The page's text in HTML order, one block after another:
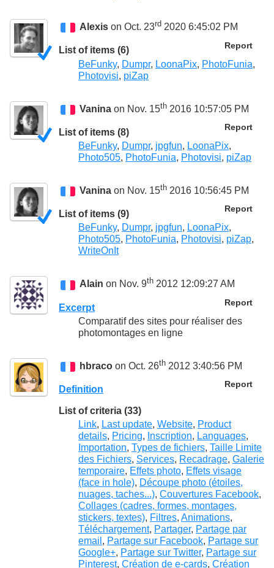
Alexis on Oct. 23rd 2020 6:45:02 PM
Report
List of items (6)
BeFunky, Dumpr, LoonaPix, PhotoFunia,
Photovisi, piZap
Vanina on Nov. 15th 2016 10:57:05 PM
Report
List of items (8)
BeFunky, Dumpr, jpgfun, LoonaPix,
Photo505, PhotoFunia, Photovisi, piZap
Vanina on Nov. 15th 2016 10:56:45 PM
Report
List of items (9)
BeFunky, Dumpr, jpgfun, LoonaPix,
Photo505, PhotoFunia, Photovisi, piZap,
WriteOnIt
Alain on Nov. 9th 2012 12:09:27 AM
Report
Excerpt
Comparatif des sites pour réaliser des
photomontages en ligne
hbraco on Oct. 26th 2012 3:40:56 PM
Report
Definition
List of criteria (33)
Link, Last update, Website, Product
details, Pricing, Inscription, Languages,
Importation, Types de fichiers, Taille Limite
des Fichiers, Services, Recadrage, Galerie
temporaire, Effets photo, Effets visage
(face in hole), Découpe photo (étoiles,
nuages, taches...), Couvertures Facebook,
Collages (cadres, formes, montages,
stickers, textes), Filtres, Animations,
Téléchargement, Partager, Partage par
email , Partage sur Facebook, Partage sur
Google+, Partage sur Twitter, Partage sur
Pinterest, Création de e-cards, Création